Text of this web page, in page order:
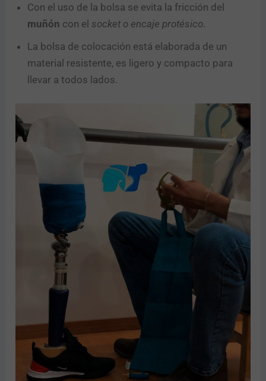
Con el uso de la bolsa se evita la fricción del
muñón con el socket o encaje protésico.
La bolsa de colocación está elaborada de un
material resistente, es ligero y compacto para
llevar a todos lados.